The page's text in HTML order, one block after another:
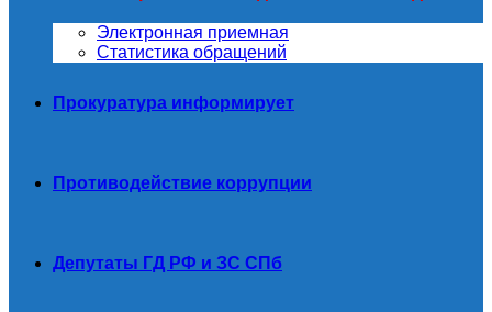
Электронная приемная
Статистика обращений
Прокуратура информирует
Противодействие коррупции
Депутаты ГД РФ и ЗС СПб